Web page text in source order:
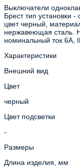
Выключатели
Брест тип установки
цвет черный,
нержавеющая сталь.
номинальный ток 6А,
Характеристики
Внешний вид
Цвет
черный
Цвет подсветки
-
Размеры
Длина изделия, мм